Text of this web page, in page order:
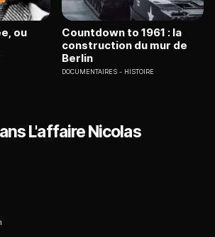
ou
Countdown to 1961 : la
construction du mur de
Berlin
DOCUMENTAIRES HISTOIRE
L'affaire Nicolas